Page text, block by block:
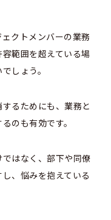
クトメンバーの業務
範囲を超えている場
しょう。
るためにも、業務と
のも有効です。
はなく、部下や同僚
、悩みを抱えている